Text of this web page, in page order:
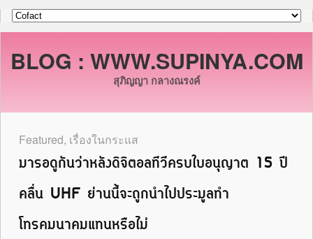
BLOG : WWW.SUPINYA.COM
สุภิญญา กลางณรงค์
Featured, เรื่องในกระแส
มารอดูกันว่าหลังดิจิตอลทีวีครบใบอนุญาต 15 ปี
คลื่น UHF ย่านนี้จะถูกนำไปประมูลทำ
โทรคมนาคมแทนหรือไม่